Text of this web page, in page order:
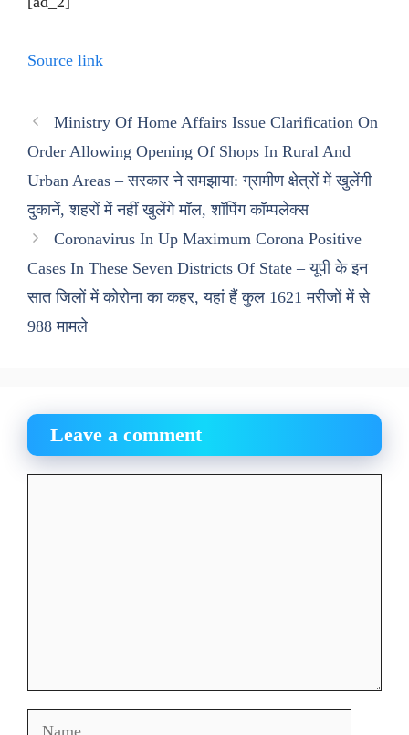
Source link
Ministry Of Home Affairs Issue Clarification On
Order Allowing Opening Of Shops In Rural And
Urban Areas – सरकार ने समझाया: ग्रामीण क्षेत्रों में खुलेंगी
दुकानें, शहरों में नहीं खुलेंगे मॉल, शॉपिंग कॉम्पलेक्स
Coronavirus In Up Maximum Corona Positive
Cases In These Seven Districts Of State – यूपी के इन
सात जिलों में कोरोना का कहर, यहां हैं कुल 1621 मरीजों में से
988 मामले
Leave a comment
Name